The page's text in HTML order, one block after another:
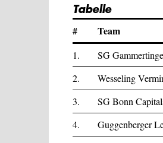
Tabelle
# Team
1. SG
2.
Wesseling
3.
SG Bonn
4.
Guggenberger